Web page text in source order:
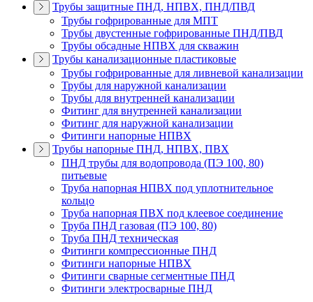
Трубы защитные ПНД, НПВХ, ПНД/ПВД
Трубы гофрированные для МПТ
Трубы двустенные гофрированные ПНД/ПВД
Трубы обсадные НПВХ для скважин
Трубы канализационные пластиковые
Трубы гофрированные для ливневой канализации
Трубы для наружной канализации
Трубы для внутренней канализации
Фитинг для внутренней канализации
Фитинг для наружной канализации
Фитинги напорные НПВХ
Трубы напорные ПНД, НПВХ, ПВХ
ПНД трубы для водопровода (ПЭ 100, 80)
питьевые
Труба напорная НПВХ под уплотнительное
кольцо
Труба напорная ПВХ под клеевое соединение
Труба ПНД газовая (ПЭ 100, 80)
Труба ПНД техническая
Фитинги компрессионные ПНД
Фитинги напорные НПВХ
Фитинги сварные сегментные ПНД
Фитинги электросварные ПНД